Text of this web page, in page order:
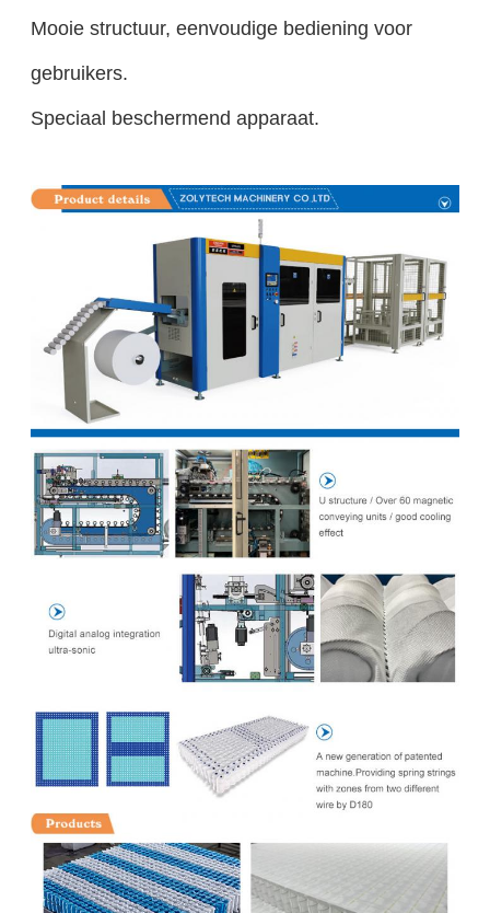
Mooie structuur, eenvoudige bediening voor
gebruikers.
Speciaal beschermend apparaat.